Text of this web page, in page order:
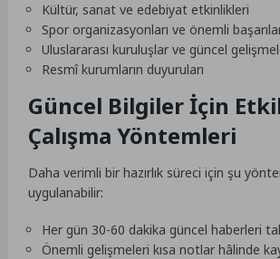
Kültür, sanat ve edebiyat etkinlikleri
Spor organizasyonları ve önemli
Uluslararası kuruluşlar ve güncel
Resmî kurumların duyuruları
Güncel Bilgiler İçin
Çalışma Yöntemleri
Daha verimli bir hazırlık süreci için şu
uygulanabilir:
Her gün 30-60 dakika güncel haberleri
Önemli gelişmeleri kısa notlar hâlinde